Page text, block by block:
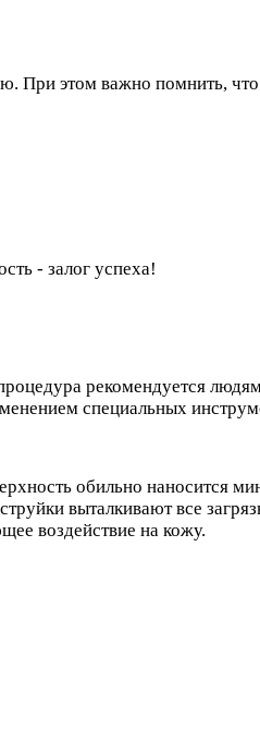
При этом важно помнить,
- залог успеха!
рекомендуется
специальных
обильно наносится
выталкивают все
воздействие на кожу.